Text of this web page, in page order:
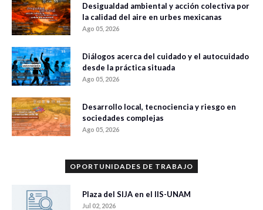
Desigualdad ambiental y acción colectiva por
la calidad del aire en urbes mexicanas
Ago 05, 2026
Diálogos acerca del cuidado y el autocuidado
desde la práctica situada
Ago 05, 2026
Desarrollo local, tecnociencia y riesgo en
sociedades complejas
Ago 05, 2026
OPORTUNIDADES DE TRABAJO
Plaza del SIJA en el IIS-UNAM
Jul 02, 2026